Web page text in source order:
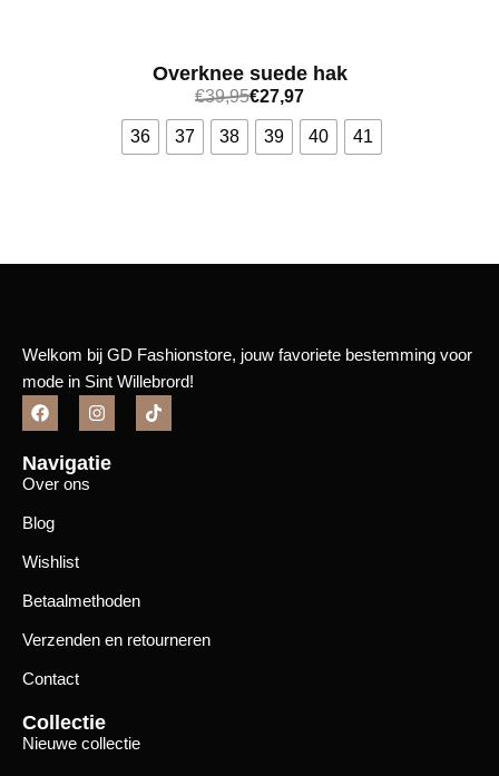
Overknee suede hak
€39,95€27,97
36 37 38 39 40 41
Welkom bij GD Fashionstore, jouw favoriete bestemming voor
mode in Sint Willebrord!
Navigatie
Over ons
Blog
Wishlist
Betaalmethoden
Verzenden en retourneren
Contact
Collectie
Nieuwe collectie